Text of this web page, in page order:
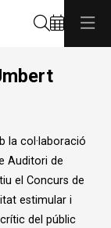
la col·laboració
Auditori de
el Concurs de
estimular i
del públic